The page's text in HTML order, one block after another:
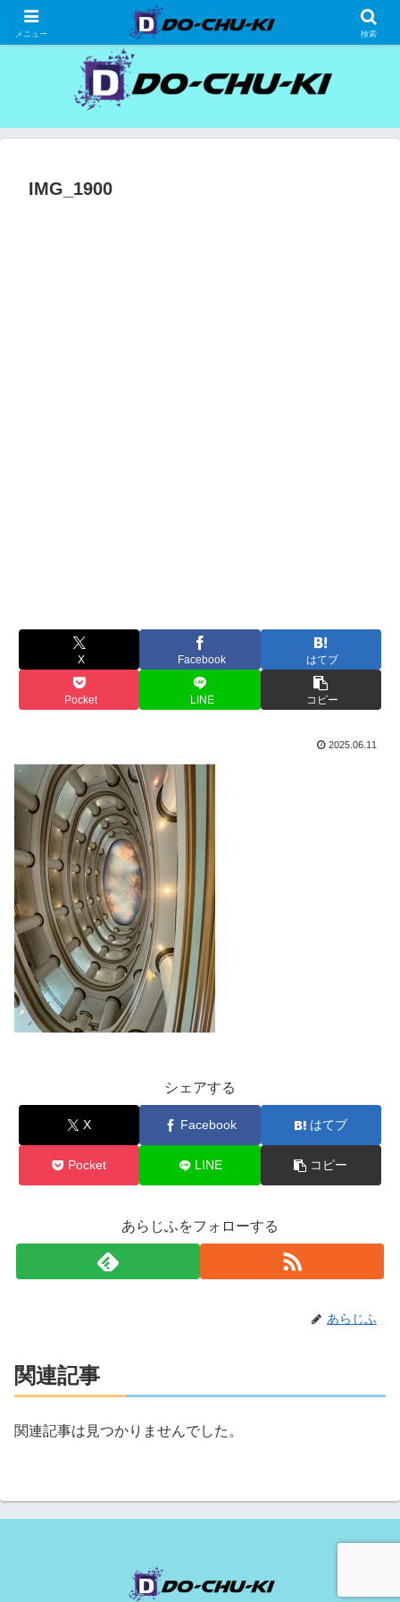
高級ホテルの格安宿泊研究、宿泊記
IMG_1900
X Facebook はてブ
Pocket LINE コピー
2025.06.11
シェアする
X Facebook はてブ
Pocket LINE コピー
あらじふをフォローする
あらじふ
関連記事
関連記事は見つかりませんでした。
メニュー 検索